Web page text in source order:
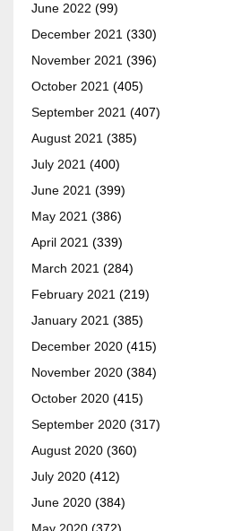
June 2022 (99)
December 2021 (330)
November 2021 (396)
October 2021 (405)
September 2021 (407)
August 2021 (385)
July 2021 (400)
June 2021 (399)
May 2021 (386)
April 2021 (339)
March 2021 (284)
February 2021 (219)
January 2021 (385)
December 2020 (415)
November 2020 (384)
October 2020 (415)
September 2020 (317)
August 2020 (360)
July 2020 (412)
June 2020 (384)